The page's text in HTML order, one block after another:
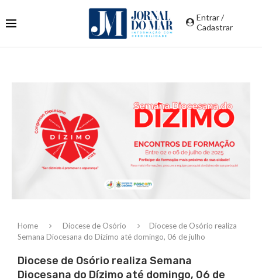
Entrar /
Cadastrar
Home Diocese de Osório
Diocese de Osório realiza
Semana Diocesana do Dízimo até domingo, 06 de julho
Diocese de Osório realiza Semana
Diocesana do Dízimo até domingo, 06 de